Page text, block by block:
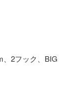
、2フック、BIG